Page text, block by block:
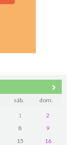
sáb. dom.
1
2
8
9
15
16